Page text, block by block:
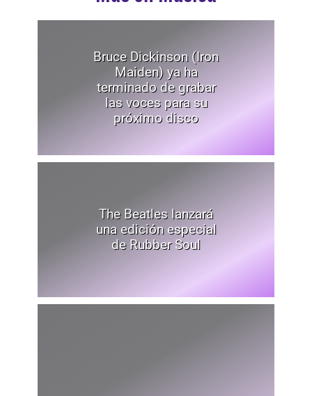
Bruce Dickinson (Iron
Maiden) ya ha
terminado de grabar
las voces para su
próximo disco
The Beatles lanzará
una edición especial
de Rubber Soul